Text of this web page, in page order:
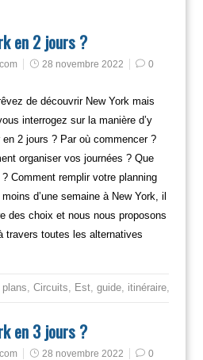
en 2 jours ?
28 novembre 2022
0
de découvrir New York mais
interrogez sur la manière d’y
en 2 jours ? Par où commencer ?
organiser vos journées ? Que
Comment remplir votre planning
d’une semaine à New York, il
des choix et nous nous proposons
travers toutes les alternatives
plans Circuits Est, guide, itinéraire,
en 3 jours ?
28 novembre 2022
0